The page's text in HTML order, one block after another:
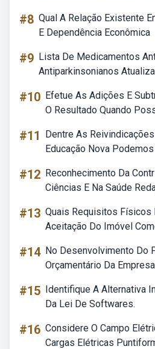
#8 Qual A Relação Existente
E Dependência Econômica
#9 Lista De Medicamentos
Antiparkinsonianos
#10 Efetue As Adições E
O Resultado Quando
#11
Dentre As
Educação Nova
#12 Reconhecimento Da
Ciências E Na Saúde
#13 Quais Requisitos Físicos
Aceitação Do Imóvel
#14 No Desenvolvimento Do
Orçamentário Da
#15 Identifique A Alternativa
Da Lei De Softwares.
#16 Considere O Campo
Cargas Elétricas